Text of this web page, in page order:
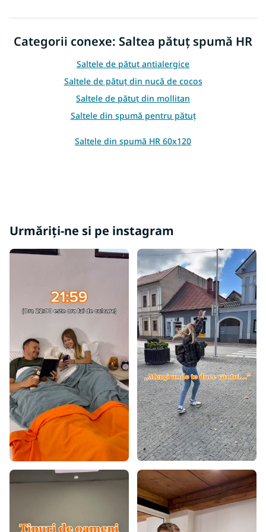
t
r
o
u
l
l
i
s
t
r
Categorii conexe: Saltea pătuț spumă HR
Saltele de pătuț antialergice
Saltele de pătuț din nucă de cocos
Saltele de pătuț din mollitan
Saltele din spumă pentru pătuț
Saltele din spumă HR 60x120
Urmăriți-ne si pe instagram